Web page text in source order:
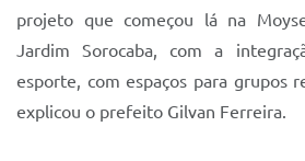
projeto que começou lá na
Jardim Sorocaba, com a
esporte, com espaços para grupos
explicou o prefeito Gilvan Ferreira.